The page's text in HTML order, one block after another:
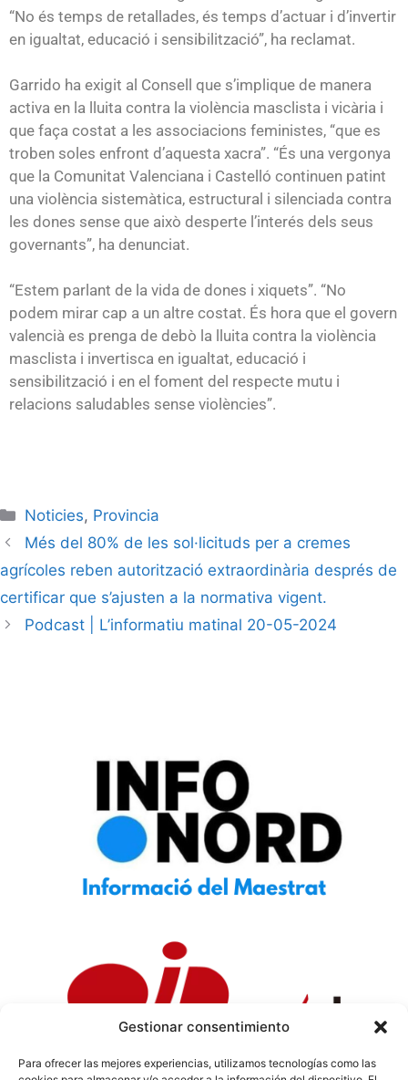
Gestionar consentimiento
Para ofrecer las mejores experiencias, utilizamos tecnologías como las
“No és temps de retallades, és temps d’actuar i d’invertir
en igualtat, educació i sensibilització”, ha reclamat.
Garrido ha exigit al Consell que s’implique de manera
activa en la lluita contra la violència masclista i vicària i
que faça costat a les associacions feministes, “que es
troben soles enfront d’aquesta xacra”. “És una vergonya
que la Comunitat Valenciana i Castelló continuen patint
una violència sistemàtica, estructural i silenciada contra
les dones sense que això desperte l’interés dels seus
governants”, ha denunciat.
“Estem parlant de la vida de dones i xiquets”. “No
podem mirar cap a un altre costat. És hora que el govern
valencià es prenga de debò la lluita contra la violència
masclista i invertisca en igualtat, educació i
sensibilització i en el foment del respecte mutu i
relacions saludables sense violències”.
Noticies, Provincia
Més del 80% de les sol·licituds per a cremes
agrícoles reben autorització extraordinària després de
certificar que s’ajusten a la normativa vigent.
Podcast | L’informatiu matinal 20-05-2024